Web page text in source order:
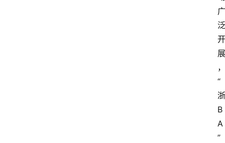
广
泛
开
展
，
“
浙
B
A
”